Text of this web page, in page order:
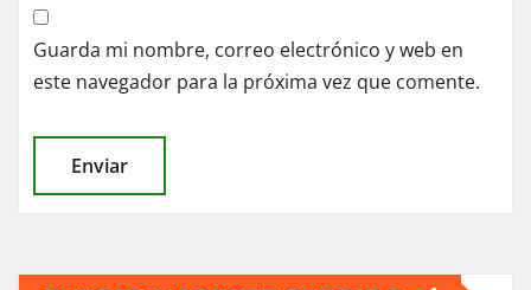
Guarda mi nombre, correo electrónico y web en
este navegador para la próxima vez que comente.